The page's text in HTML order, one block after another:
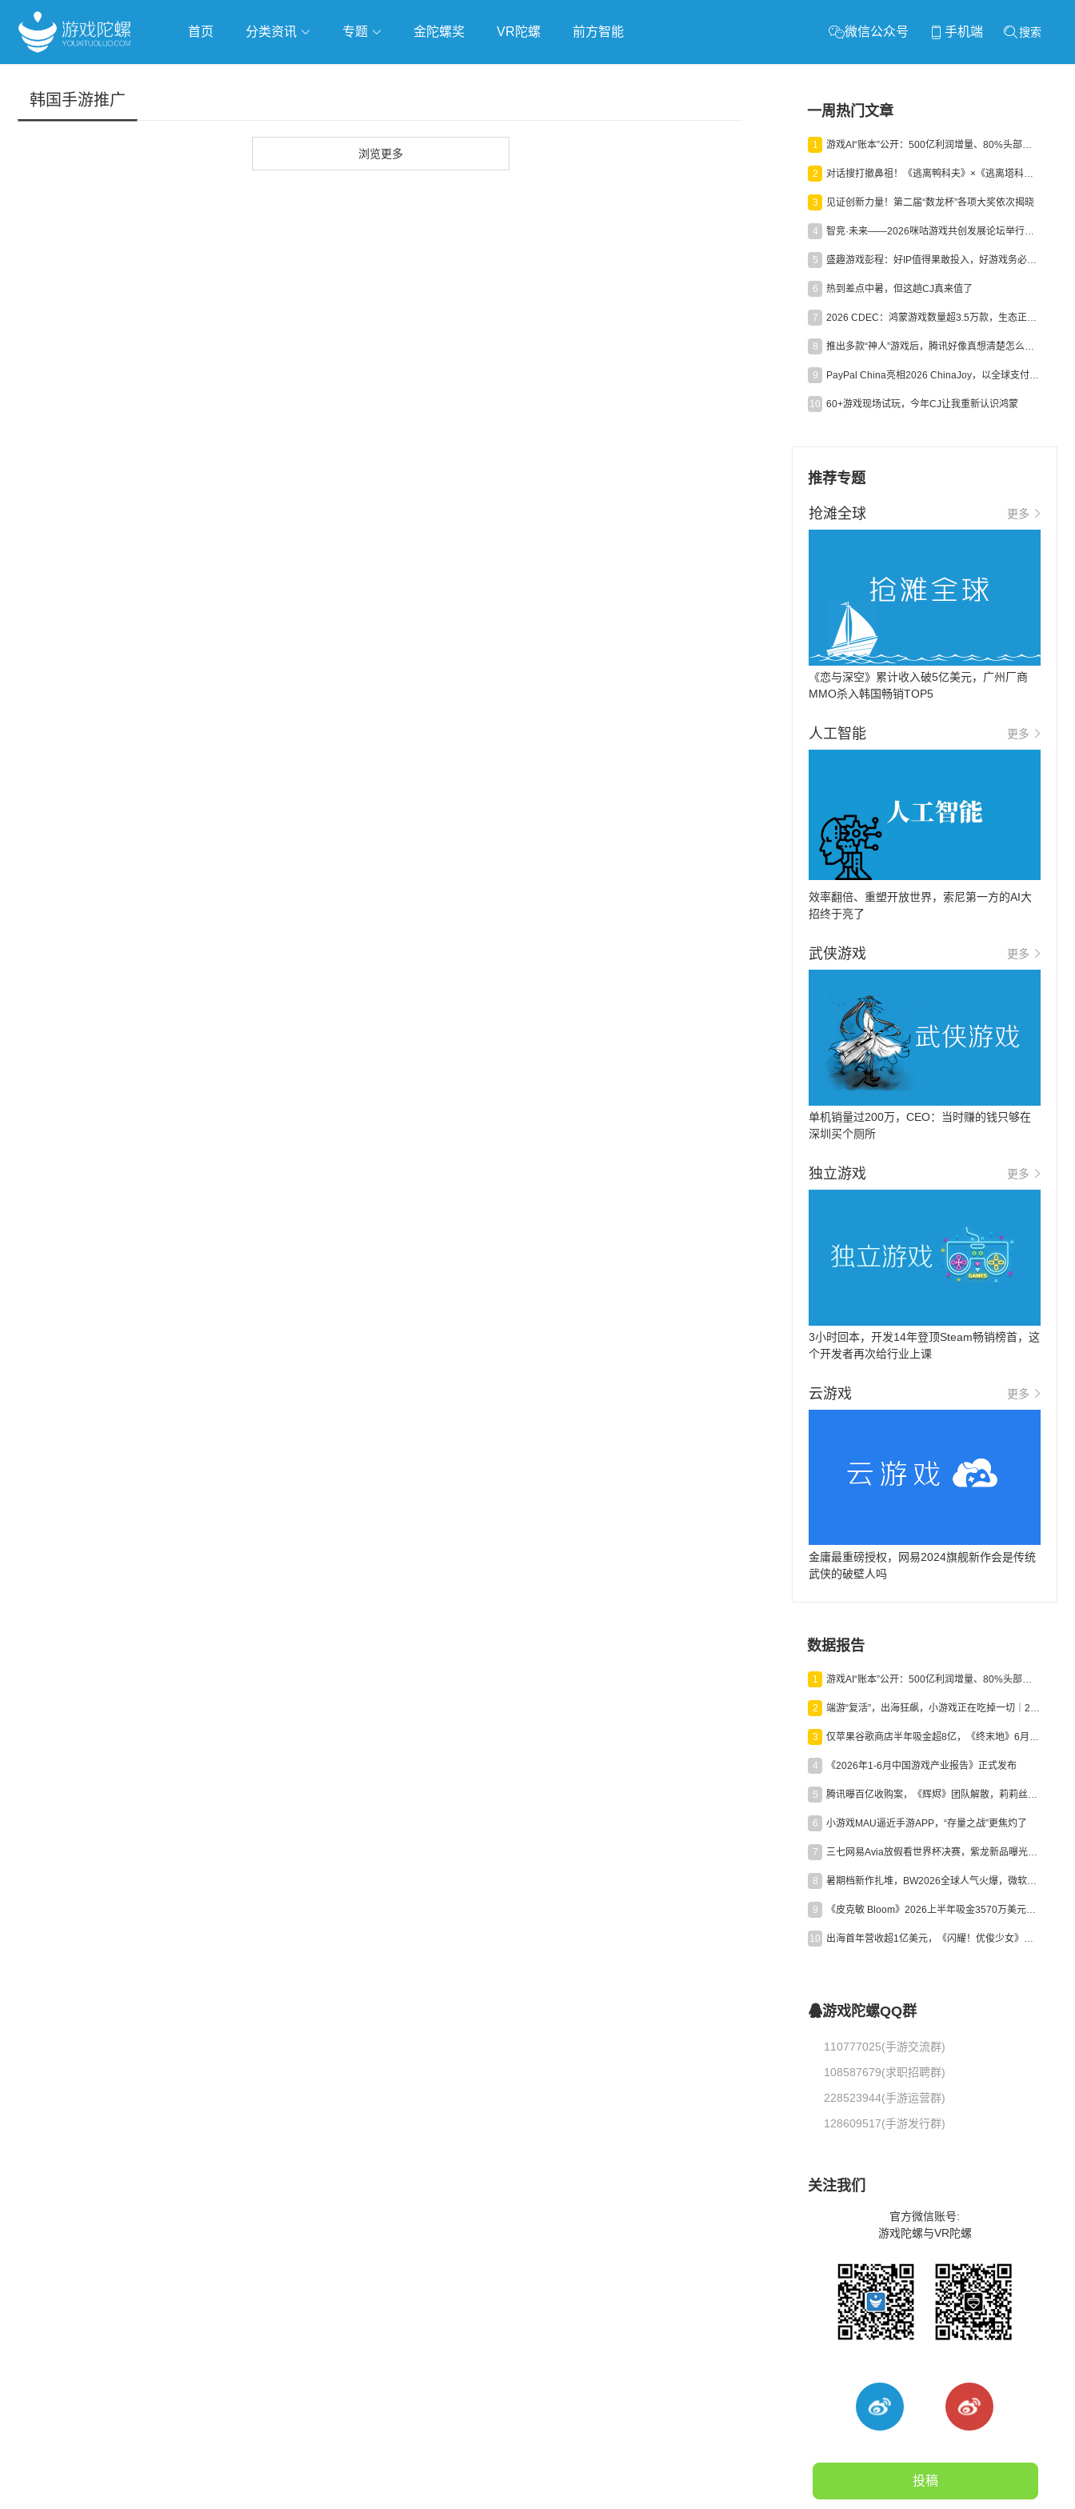
首页 分类资讯 专题 金陀螺奖 VR陀螺 前方智能 微信公众号 手机端 搜索
韩国手游推广
浏览更多
一周热门文章
1 游戏AI“账本”公开：500亿利润增量、80%头部入局，谁在闷声发财？
2 对话搜打撤鼻祖！《逃离鸭科夫》×《逃离塔科夫》官方线下沙龙落幕
3 见证创新力量！第二届“数龙杯”各项大奖依次揭晓
4 智竞·未来——2026咪咕游戏共创发展论坛举行：聚力精品内容、AI创作与电竞生态，共建高品质益智健康游戏社区
5 盛趣游戏彭程：好IP值得果敢投入，好游戏务必长效经营
6 热到差点中暑，但这趟CJ真来值了
7 2026 CDEC：鸿蒙游戏数量超3.5万款，生态正循环加速产业高质量发展
8 推出多款“神人”游戏后，腾讯好像真想清楚怎么做二次元了
9 PayPal China亮相2026 ChinaJoy，以全球支付能力助力中国游戏企业深化全球运营
10 60+游戏现场试玩，今年CJ让我重新认识鸿蒙
推荐专题
抢滩全球 更多
《恋与深空》累计收入破5亿美元，广州厂商
MMO杀入韩国畅销TOP5
人工智能 更多
效率翻倍、重塑开放世界，索尼第一方的AI大
招终于亮了
武侠游戏 更多
单机销量过200万，CEO：当时赚的钱只够在
深圳买个厕所
独立游戏 更多
3小时回本，开发14年登顶Steam畅销榜首，这
个开发者再次给行业上课
云游戏 更多
金庸最重磅授权，网易2024旗舰新作会是传统
武侠的破壁人吗
数据报告
1 游戏AI“账本”公开：500亿利润增量、80%头部入局，谁在闷声发财？
2 端游“复活”，出海狂飙，小游戏正在吃掉一切｜2026上半年产业报告
3 仅苹果谷歌商店半年吸金超8亿，《终末地》6月份收入显著回暖
4 《2026年1-6月中国游戏产业报告》正式发布
5 腾讯曝百亿收购案，《辉烬》团队解散，莉莉丝新作曝光｜陀螺周报
6 小游戏MAU逼近手游APP，“存量之战”更焦灼了
7 三七网易Avia放假看世界杯决赛，紫龙新品曝光，米哈游新作上线 | 陀螺周报
8 暑期档新作扎堆，BW2026全球人气火爆，微软XBOX大裁员|陀螺周报
9 《皮克敏 Bloom》2026上半年吸金3570万美元，中国台湾成最大市场
10 出海首年营收超1亿美元，《闪耀！优俊少女》美国市场占比达七成
游戏陀螺QQ群
110777025(手游交流群)
108587679(求职招聘群)
228523944(手游运营群)
128609517(手游发行群)
关注我们
官方微信账号:
游戏陀螺与VR陀螺
投稿